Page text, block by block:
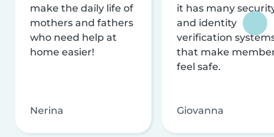
make the daily life of
mothers and fathers
who need help at
home easier!
Nerina
it has many
and identity
verification
that make
feel safe.
Giovanna